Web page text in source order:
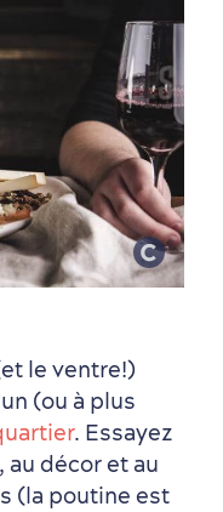
le ventre!)
(ou à plus
. Essayez
décor et au
(la poutine est